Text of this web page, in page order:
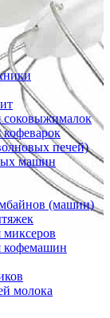
соковыжималок
кофеварок
печей)
машин
(машин)
миксеров
кофемашин
молока